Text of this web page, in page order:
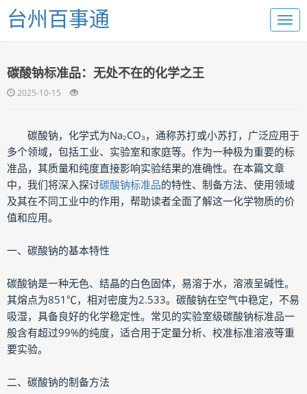
台州百事通
碳酸钠标准品：无处不在的化学之王
2025-10-15
碳酸钠，化学式为Na₂CO₃，通称苏打或小苏打，广泛应用于
多个领域，包括工业、实验室和家庭等。作为一种极为重要的标
准品，其质量和纯度直接影响实验结果的准确性。在本篇文章
中，我们将深入探讨碳酸钠标准品的特性、制备方法、使用领域
及其在不同工业中的作用，帮助读者全面了解这一化学物质的价
值和应用。
一、碳酸钠的基本特性
碳酸钠是一种无色、结晶的白色固体，易溶于水，溶液呈碱性。
其熔点为851℃，相对密度为2.533。碳酸钠在空气中稳定，不易
吸湿，具备良好的化学稳定性。常见的实验室级碳酸钠标准品一
般含有超过99%的纯度，适合用于定量分析、校准标准溶液等重
要实验。
二、碳酸钠的制备方法